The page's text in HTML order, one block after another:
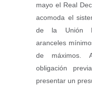
mayo el Real
acomoda el
de la Unión
aranceles
de máximos.
obligación
presentar un